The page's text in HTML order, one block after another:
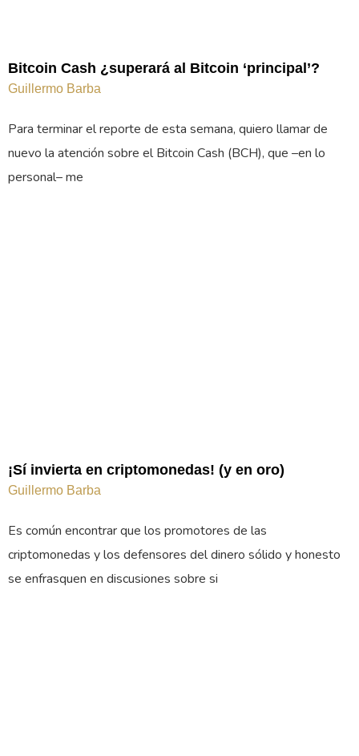
Bitcoin Cash ¿superará al Bitcoin ‘principal’?
Guillermo Barba
Para terminar el reporte de esta semana, quiero llamar de
nuevo la atención sobre el Bitcoin Cash (BCH), que –en lo
personal– me
¡Sí invierta en criptomonedas! (y en oro)
Guillermo Barba
Es común encontrar que los promotores de las
criptomonedas y los defensores del dinero sólido y honesto
se enfrasquen en discusiones sobre si